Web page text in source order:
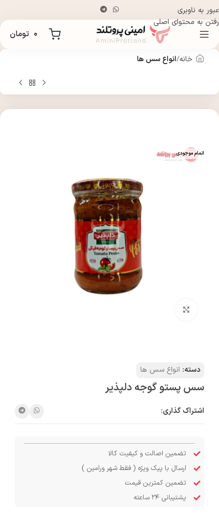
عبور به ناوبری
رفتن به محتوای اصلی
۰ تومان
خانه انواع سس ها
اتمام موجودی
دسته: انواع سس ها
سس پستو گوجه دلپذیر
اشتراک گذاری:
تضمین اصالت و کیفیت کالا
ارسال با پیک ویژه ( فقط شهر ورامین )
تضمین کمترین قیمت
پشتیبانی ۲۴ ساعته